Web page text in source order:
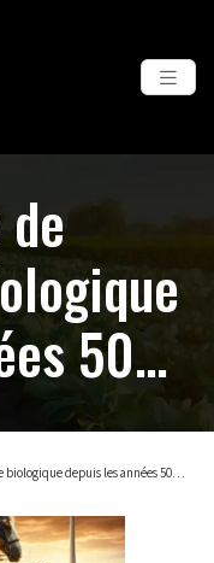
50…
depuis les années 50…